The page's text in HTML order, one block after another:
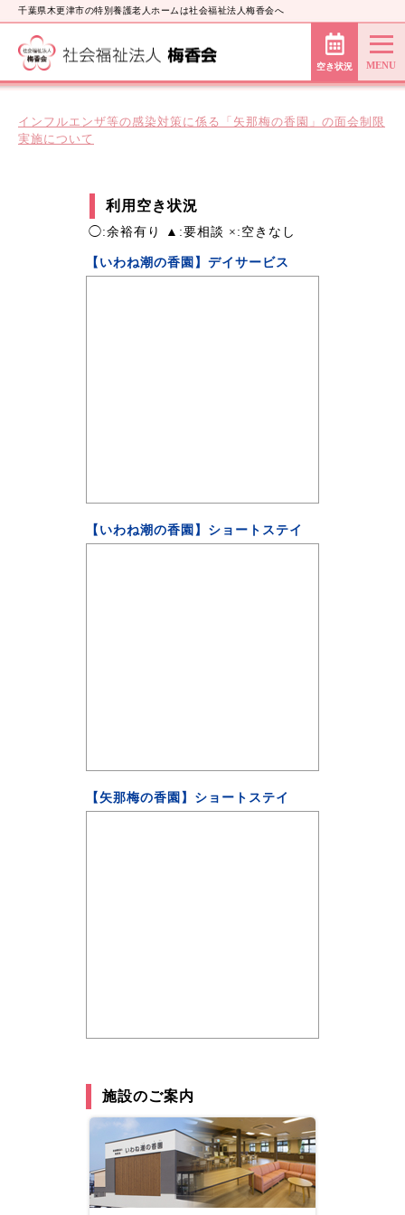
千葉県木更津市の特別養護老人ホームは社会福祉法人梅香会へ
空き状況
利用空き状況
◯:余裕有り ▲:要相談 ×:空きなし
【いわね潮の香園】デイサービス
【いわね潮の香園】ショートステイ
【矢那梅の香園】ショートステイ
施設のご案内
インフルエンザ等の感染対策に係る「矢那梅の香園」の面会制限
実施について